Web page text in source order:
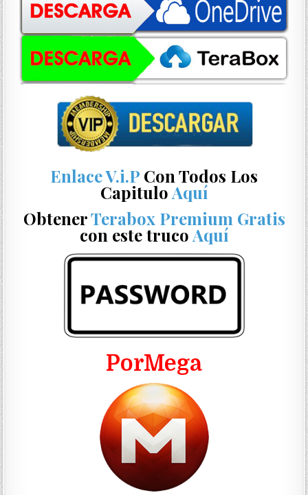
Enlace V.i.P Con Todos Los
Capitulo Aquí
ObtenerTerabox Premium Gratis
con este truco Aquí
PorMega